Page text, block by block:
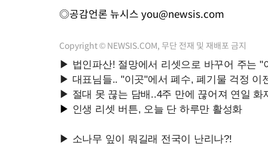
◎공감언론 뉴시스 you@newsis.com
Copyright © NEWSIS.COM, 무단 전재 및 재배포 금지